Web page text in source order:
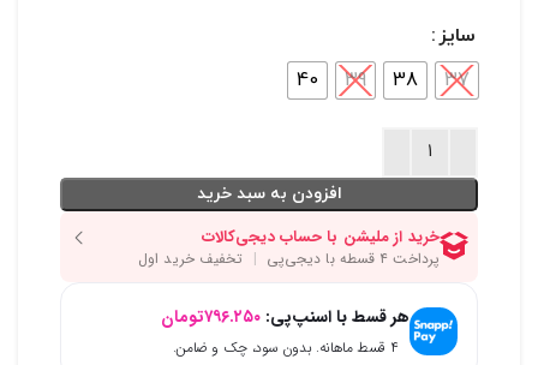
سایز
37
38
39
40
افزودن به سبد خرید
هر قسط با اسنپ‌پی: ۷۹۶.۲۵۰تومان
۴ قسط ماهانه. بدون سود، چک و ضامن.